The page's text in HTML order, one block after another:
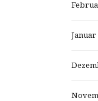
Januar